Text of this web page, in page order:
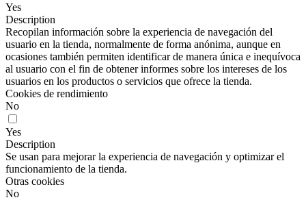
Yes
Description
Recopilan información sobre la experiencia de navegación del
usuario en la tienda, normalmente de forma anónima, aunque en
ocasiones también permiten identificar de manera única e inequívoca
al usuario con el fin de obtener informes sobre los intereses de los
usuarios en los productos o servicios que ofrece la tienda.
Cookies de rendimiento
No
Yes
Description
Se usan para mejorar la experiencia de navegación y optimizar el
funcionamiento de la tienda.
Otras cookies
No